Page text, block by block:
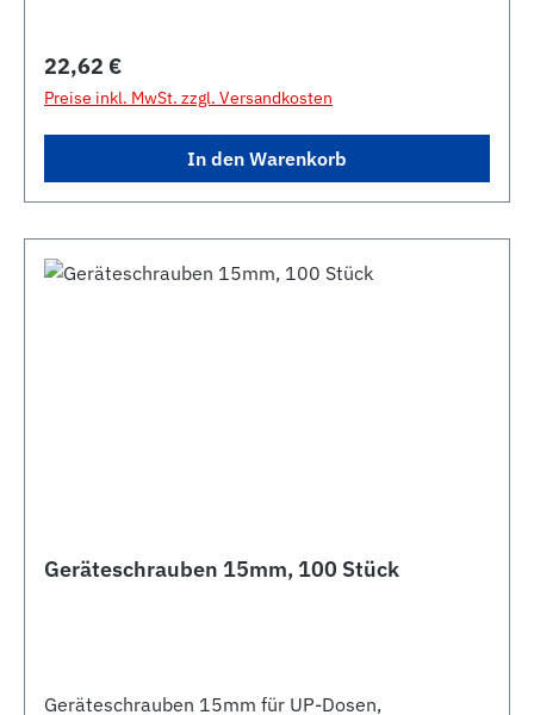
Regulärer Preis:
22,62 €
Preise inkl. MwSt. zzgl. Versandkosten
In den Warenkorb
Geräteschrauben 15mm, 100 Stück
Geräteschrauben 15mm für UP-Dosen,